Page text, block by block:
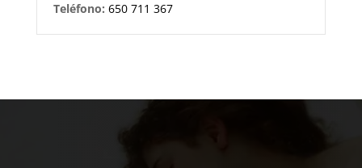
Teléfono: 650 711 367